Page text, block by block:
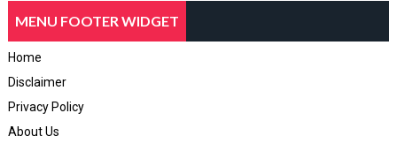
MENU FOOTER WIDGET
Home
Disclaimer
Privacy Policy
About Us